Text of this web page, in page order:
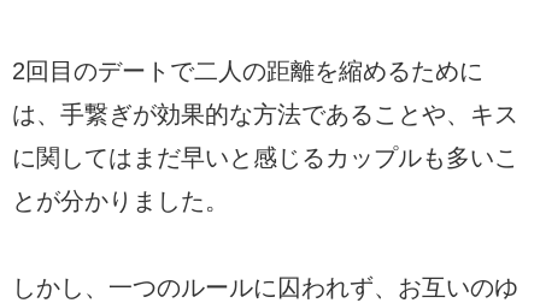
2回目のデートで二人の距離を縮めるために
は、手繋ぎが効果的な方法であることや、キス
に関してはまだ早いと感じるカップルも多いこ
とが分かりました。
しかし、一つのルールに囚われず、お互いのゆ